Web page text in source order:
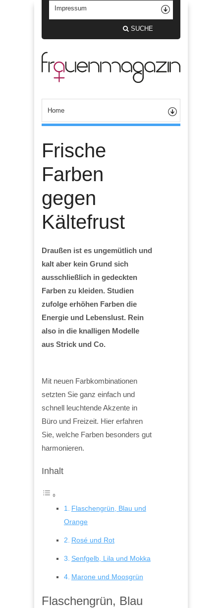
SUCHE
Frische
Farben
gegen
Kältefrust
Draußen ist es ungemütlich und
kalt aber kein Grund sich
ausschließlich in gedeckten
Farben zu kleiden. Studien
zufolge erhöhen Farben die
Energie und Lebenslust. Rein
also in die knalligen Modelle
aus Strick und Co.
Mit neuen Farbkombinationen
setzten Sie ganz einfach und
schnell leuchtende Akzente in
Büro und Freizeit. Hier erfahren
Sie, welche Farben besonders gut
harmonieren.
Inhalt
Flaschengrün, Blau und
Orange
Rosé und Rot
Senfgelb, Lila und Mokka
Marone und Moosgrün
Flaschengrün, Blau